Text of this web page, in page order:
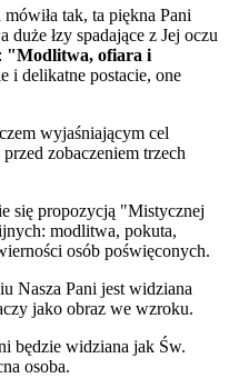
mówiła tak, ta piękna Pani
duże łzy spadające z Jej oczu
"Modlitwa, ofiara i
i delikatne postacie, one
wyjaśniającym cel
zobaczeniem trzech
się propozycją "Mistycznej
modlitwa, pokuta,
osób poświęconych.
Nasza Pani jest widziana
jako obraz we wzroku.
będzie widziana jak Św.
osoba.